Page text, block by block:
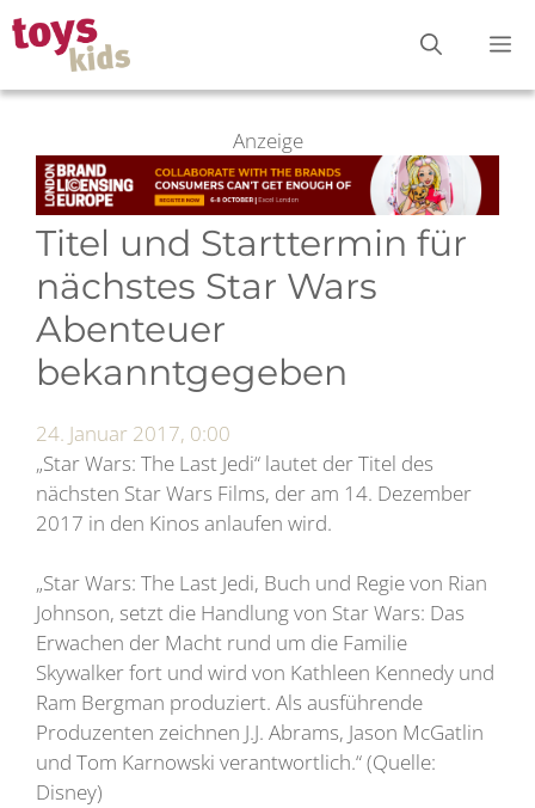
Zum
Inhalt
springen
Anzeige
Titel und Starttermin für
nächstes Star Wars
Abenteuer
bekanntgegeben
24. Januar 2017, 0:00
„Star Wars: The Last Jedi“ lautet der Titel des
nächsten Star Wars Films, der am 14. Dezember
2017 in den Kinos anlaufen wird.
„Star Wars: The Last Jedi, Buch und Regie von Rian
Johnson, setzt die Handlung von Star Wars: Das
Erwachen der Macht rund um die Familie
Skywalker fort und wird von Kathleen Kennedy und
Ram Bergman produziert. Als ausführende
Produzenten zeichnen J.J. Abrams, Jason McGatlin
und Tom Karnowski verantwortlich.“ (Quelle:
Disney)